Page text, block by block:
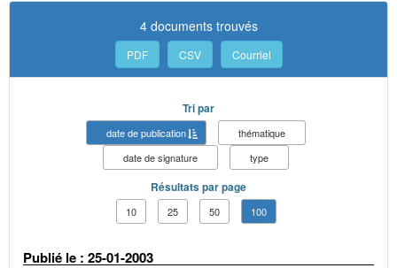
4 documents trouvés
PDF CSV Courriel
Tri par
date de publication
thématique
date de signature
type
Résultats par page
10 25 50 100
Publié le : 25-01-2003